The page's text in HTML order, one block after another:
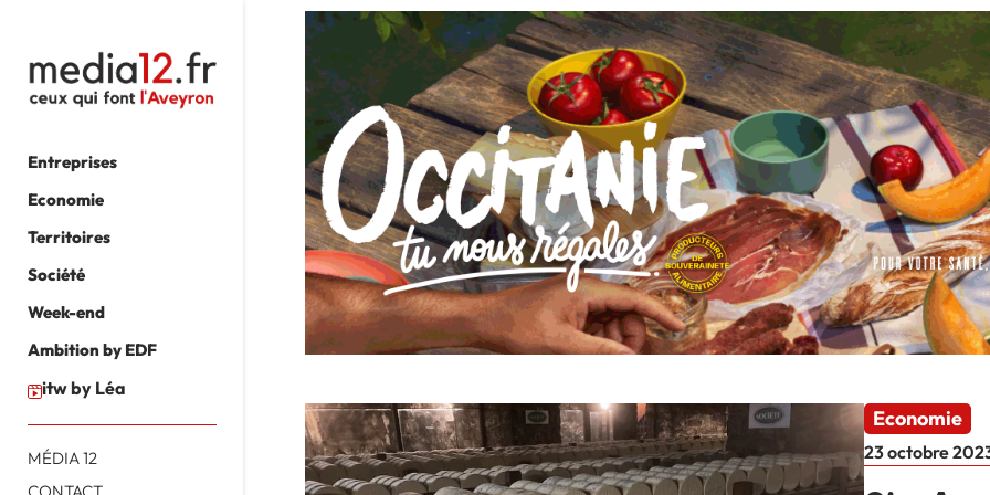
Entreprises
Economie
Territoires
Société
Week-end
Ambition by EDF
itw by Léa
MÉDIA 12
Economie
23 octobre